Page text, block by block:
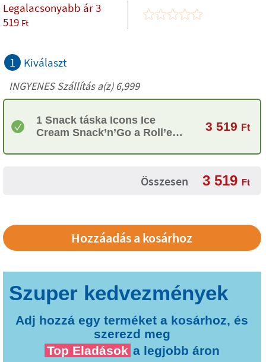
Legalacsonyabb ár3
519 Ft
1 Kiválaszt
INGYENES Szállítás a(z) 6,999
1 Snack táska Icons Ice
Cream Snack’n’Go a Roll’eat-
3 519 Ft
Összesen 3 519 Ft
Adj hozzá egy terméket a kosárhoz, és
szerezd meg
Top Eladások a legjobb áron